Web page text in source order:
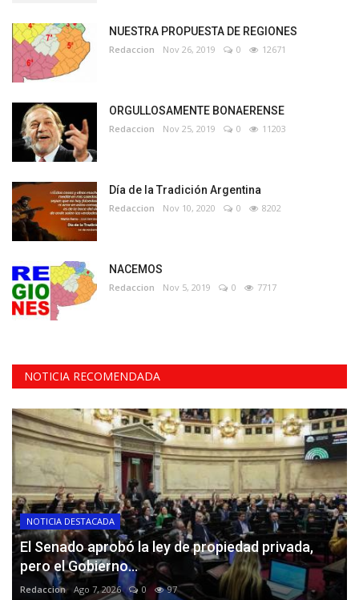
NUESTRA PROPUESTA DE REGIONES
Redaccion Nov 26, 2019 0 12671
ORGULLOSAMENTE BONAERENSE
Redaccion Nov 25, 2019 0 11203
Día de la Tradición Argentina
Redaccion Nov 10, 2020 0 8202
NACEMOS
Redaccion Nov 5, 2019 0 7717
NOTICIA RECOMENDADA
NOTICIA DESTACADA
El Senado aprobó la ley de propiedad privada,
pero el Gobierno...
Redaccion Ago 7, 2026 0 97